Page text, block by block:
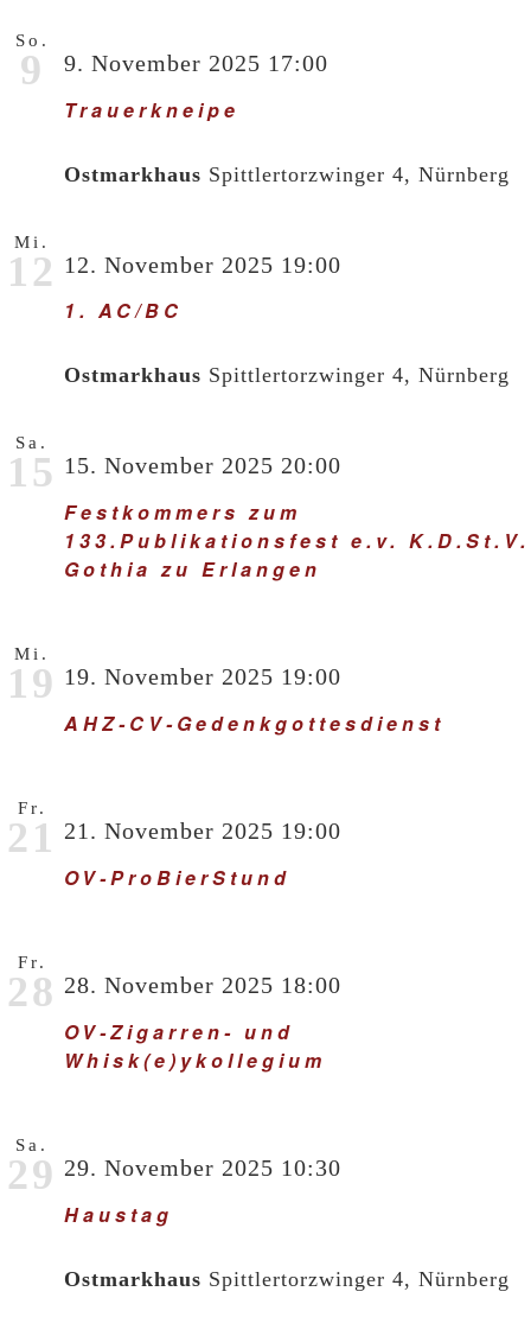
So.
9
Trauerkneipe
9. November 2025 17:00
Ostmarkhaus Spittlertorzwinger 4, Nürnberg
Mi.
12
1. AC/BC
12. November 2025 19:00
Ostmarkhaus Spittlertorzwinger 4, Nürnberg
Sa.
15
Festkommers zum
133.Publikationsfest e.v. K.D.St.V.
Gothia zu Erlangen
15. November 2025 20:00
Mi.
19
AHZ-CV-Gedenkgottesdienst
19. November 2025 19:00
Fr.
21
OV-ProBierStund
21. November 2025 19:00
Fr.
28
OV-Zigarren- und
Whisk(e)ykollegium
28. November 2025 18:00
Sa.
29
Haustag
29. November 2025 10:30
Ostmarkhaus Spittlertorzwinger 4, Nürnberg